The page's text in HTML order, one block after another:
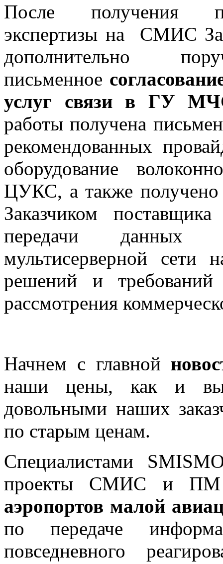
После получения
экспертизы на СМИС
дополнительно
письменное
услуг связи в ГУ
работы получена
рекомендованных
оборудование
ЦУКС, а также получено
Заказчиком
передачи
мультисерверной сети
решений и
рассмотрения
Начнем с главной
наши цены, как и
довольными наших
по старым ценам.
Специалистами
проекты СМИС и
аэропортов малой
по передаче
повседневного